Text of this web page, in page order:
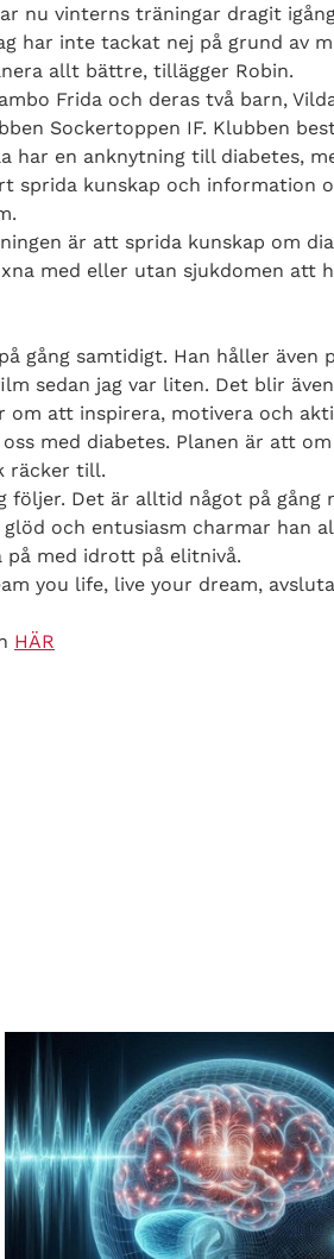
nu vinterns träningar dragit
har inte tackat nej på grund av
allt bättre, tillägger Robin.
Frida och deras två barn,
Sockertoppen IF. Klubben
har en anknytning till diabetes,
sprida kunskap och information
är att sprida kunskap om
med eller utan sjukdomen att
gång samtidigt. Han håller även
sedan jag var liten. Det blir
om att inspirera, motivera och
med diabetes. Planen är att
räcker till.
följer. Det är alltid något på
glöd och entusiasm charmar han
på med idrott på elitnivå.
you life, live your dream,
HÄR